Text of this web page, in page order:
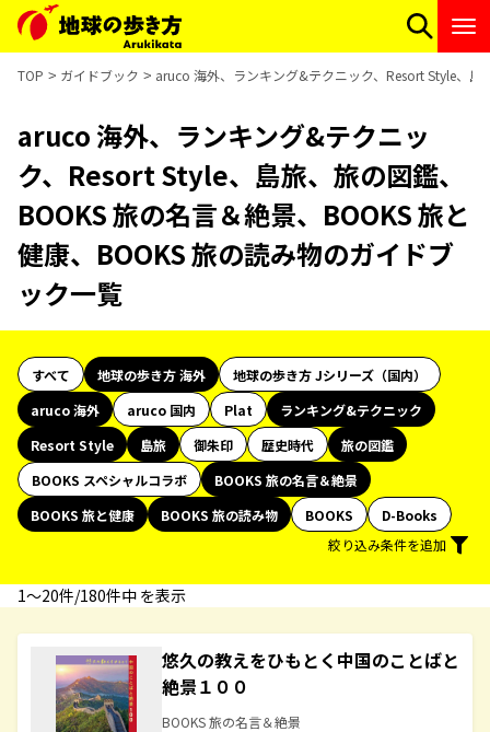
TOP ガイドブック aruco 海外、ランキング&テクニック、Resort Style、
aruco 海外、ランキング&テクニッ
ク、Resort Style、島旅、旅の図鑑、
BOOKS 旅の名言＆絶景、BOOKS 旅と
健康、BOOKS 旅の読み物のガイドブ
ック一覧
すべて 地球の歩き方 海外
地球の歩き方 Jシリーズ（国内）
aruco 海外
aruco 国内 Plat
ランキング&テクニック
Resort Style
島旅 御朱印 歴史時代
旅の図鑑
BOOKS スペシャルコラボ
BOOKS 旅の名言＆絶景
BOOKS 旅と健康
BOOKS 旅の読み物 BOOKS
D-Books
絞り込み条件を追加
1〜20件/180件中 を表示
悠久の教えをひもとく中国のことばと
絶景１００
BOOKS 旅の名言＆絶景